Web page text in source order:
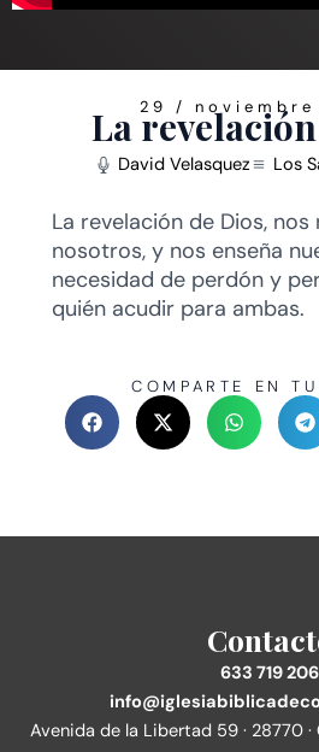
29 /
La
David Velasquez Los
La revelación de Dios, nos
nosotros, y nos enseña
necesidad de perdón y
quién acudir para ambas.
COMPARTE EN
633 719 206
Avenida de la Libertad 59 · 28770